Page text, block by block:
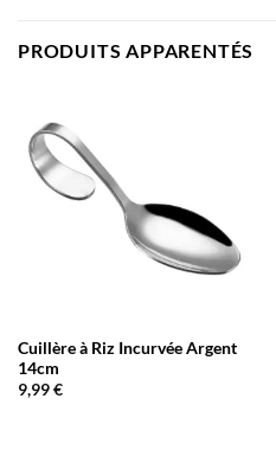
PRODUITS APPARENTÉS
Cuillère à Riz Incurvée Argent
14cm
9,99€